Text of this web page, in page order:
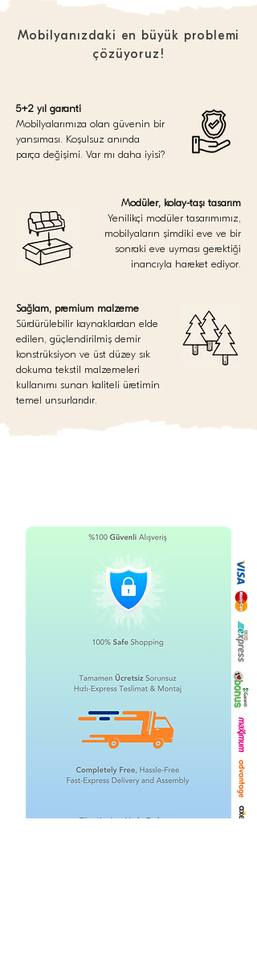
Mobilyanızdaki en büyük problemi
çözüyoruz!
5+2 yıl garanti
Mobilyalarımıza olan güvenin bir
yansıması. Koşulsuz anında
parça değişimi. Var mı daha iyisi?
Modüler, kolay-taşı tasarım
Yenilikçi modüler tasarımımız,
mobilyaların şimdiki eve ve bir
sonraki eve uyması gerektiği
inancıyla hareket ediyor.
Sağlam, premium malzeme
Sürdürülebilir kaynaklardan elde
edilen, güçlendirilmiş demir
konstrüksiyon ve üst düzey sık
dokuma tekstil malzemeleri
kullanımı sunan kaliteli üretimin
temel unsurlarıdır.